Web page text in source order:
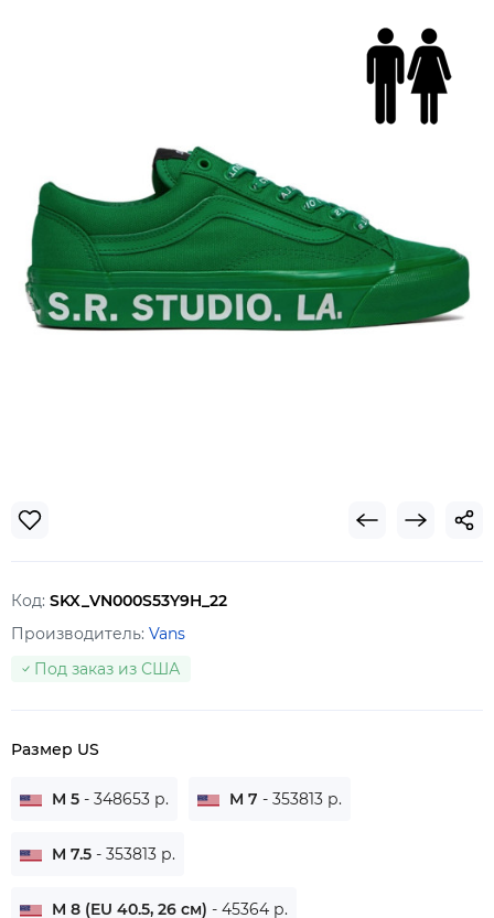
Код: SKX_VN000S53Y9H_22
Производитель: Vans
Под заказ из США
Размер US
M 5 - 348653 р. M 7 - 353813 р.
M 7.5 - 353813 р.
M 8 (EU 40.5, 26 см) - 45364 р.